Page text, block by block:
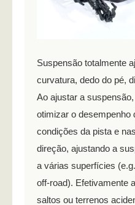
Suspensão totalmente
curvatura, dedo do pé,
Ao ajustar a
otimizar o desempenho
condições da pista e
direção, ajustando a
a várias superfícies
off-road). Efetivamente
saltos ou terrenos